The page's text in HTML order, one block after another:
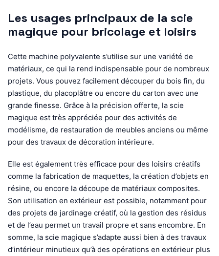
Les usages principaux de la scie
magique pour bricolage et loisirs
Cette machine polyvalente s’utilise sur une variété de
matériaux, ce qui la rend indispensable pour de nombreux
projets. Vous pouvez facilement découper du bois fin, du
plastique, du placoplâtre ou encore du carton avec une
grande finesse. Grâce à la précision offerte, la scie
magique est très appréciée pour des activités de
modélisme, de restauration de meubles anciens ou même
pour des travaux de décoration intérieure.
Elle est également très efficace pour des loisirs créatifs
comme la fabrication de maquettes, la création d’objets en
résine, ou encore la découpe de matériaux composites.
Son utilisation en extérieur est possible, notamment pour
des projets de jardinage créatif, où la gestion des résidus
et de l’eau permet un travail propre et sans encombre. En
somme, la scie magique s’adapte aussi bien à des travaux
d’intérieur minutieux qu’à des opérations en extérieur plus